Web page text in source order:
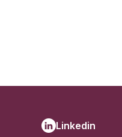
Linkedin